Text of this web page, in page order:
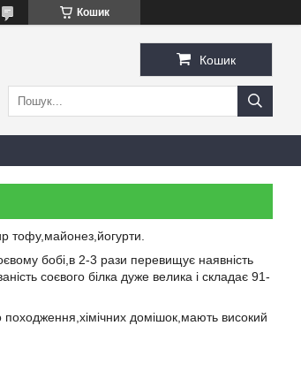
Кошик
Кошик
тофу,майонез,йогурти.
бобі,в 2-3 рази перевищує наявність
соєвого білка дуже велика і складає 91-
походження,хімічних домішок,мають високий